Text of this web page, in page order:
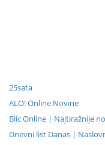
25sata
ALO! Online Novine
Blic Online | Najtiražnije
Dnevni list Danas |